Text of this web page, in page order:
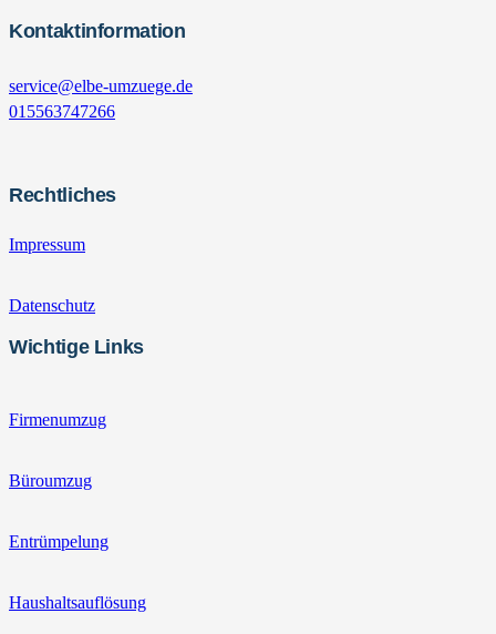
Kontaktinformation
service@elbe-umzuege.de
015563747266
Rechtliches
Impressum
Datenschutz
Wichtige Links
Firmenumzug
Büroumzug
Entrümpelung
Haushaltsauflösung